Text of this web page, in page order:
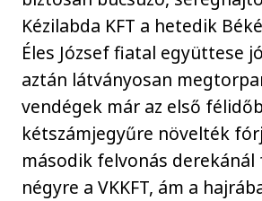
Kézilabda KFT a hetedik
Éles József fiatal együttese
aztán látványosan
vendégek már az első
kétszámjegyűre növelték
második felvonás
négyre a VKKFT, ám a